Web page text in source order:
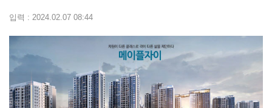
입력 : 2024.02.07 08:44